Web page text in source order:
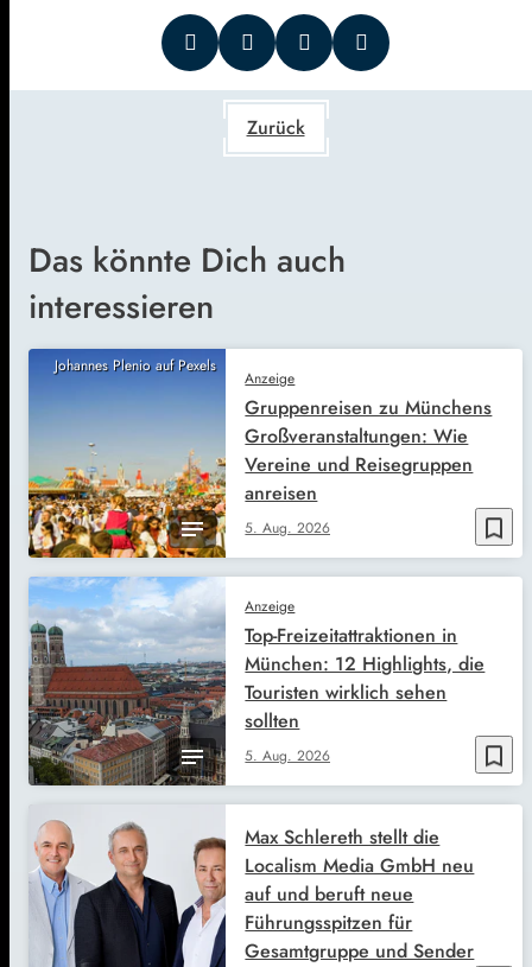
Zurück
Das könnte Dich auch
interessieren
Johannes Plenio auf Pexels
bookmark_border
Anzeige
5. Aug. 2026
Gruppenreisen zu Münchens
Großveranstaltungen: Wie
Vereine und Reisegruppen
anreisen
bookmark_border
Anzeige
5. Aug. 2026
Top-Freizeitattraktionen in
München: 12 Highlights, die
Touristen wirklich sehen
sollten
Max Schlereth stellt die
Localism Media GmbH neu
auf und beruft neue
Führungsspitzen für
Gesamtgruppe und Sender